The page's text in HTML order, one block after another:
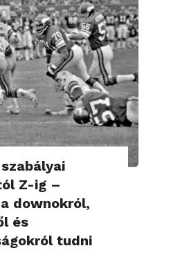
Z-ig –
downokról,
és
tudni